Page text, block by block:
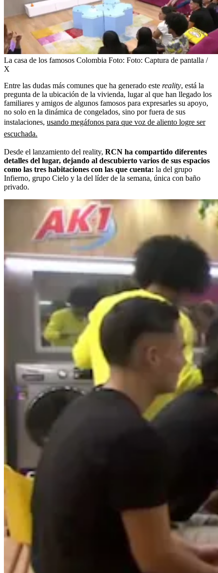
La casa de los famosos Colombia Foto: Foto: Captura de pantalla /
X
Entre las dudas más comunes que ha generado este reality, está la
pregunta de la ubicación de la vivienda, lugar al que han llegado los
familiares y amigos de algunos famosos para expresarles su apoyo,
no solo en la dinámica de congelados, sino por fuera de sus
instalaciones, usando megáfonos para que voz de aliento logre ser
escuchada.
Desde el lanzamiento del reality, RCN ha compartido diferentes
detalles del lugar, dejando al descubierto varios de sus espacios
como las tres habitaciones con las que cuenta: la del grupo
Infierno, grupo Cielo y la del líder de la semana, única con baño
privado.